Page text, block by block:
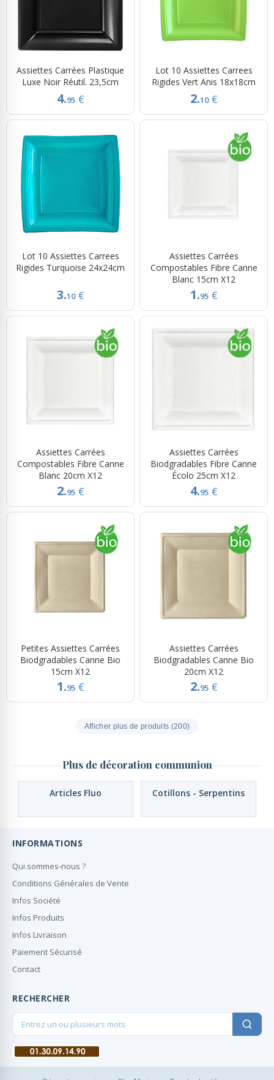
Assiettes Carrées Plastique
Luxe Noir Réutil. 23,5cm
4.95 €
Lot 10 Assiettes Carrees
Rigides Vert Anis 18x18cm
2.10 €
Lot 10 Assiettes Carrees
Rigides Turquoise 24x24cm
3.10 €
Assiettes Carrées
Compostables Fibre Canne
Blanc 15cm X12
1.95 €
Assiettes Carrées
Compostables Fibre Canne
Blanc 20cm X12
2.95 €
Assiettes Carrées
Biodgradables Fibre Canne
Écolo 25cm X12
4.95 €
Petites Assiettes Carrées
Biodgradables Canne Bio
15cm X12
1.95 €
Assiettes Carrées
Biodgradables Canne Bio
20cm X12
2.95 €
Afficher plus de produits (200)
Plus de décoration communion
Articles Fluo Cotillons - Serpentins
INFORMATIONS
Qui sommes-nous ?
Conditions Générales de Vente
Infos Société
Infos Produits
Infos Livraison
Paiement Sécurisé
Contact
RECHERCHER